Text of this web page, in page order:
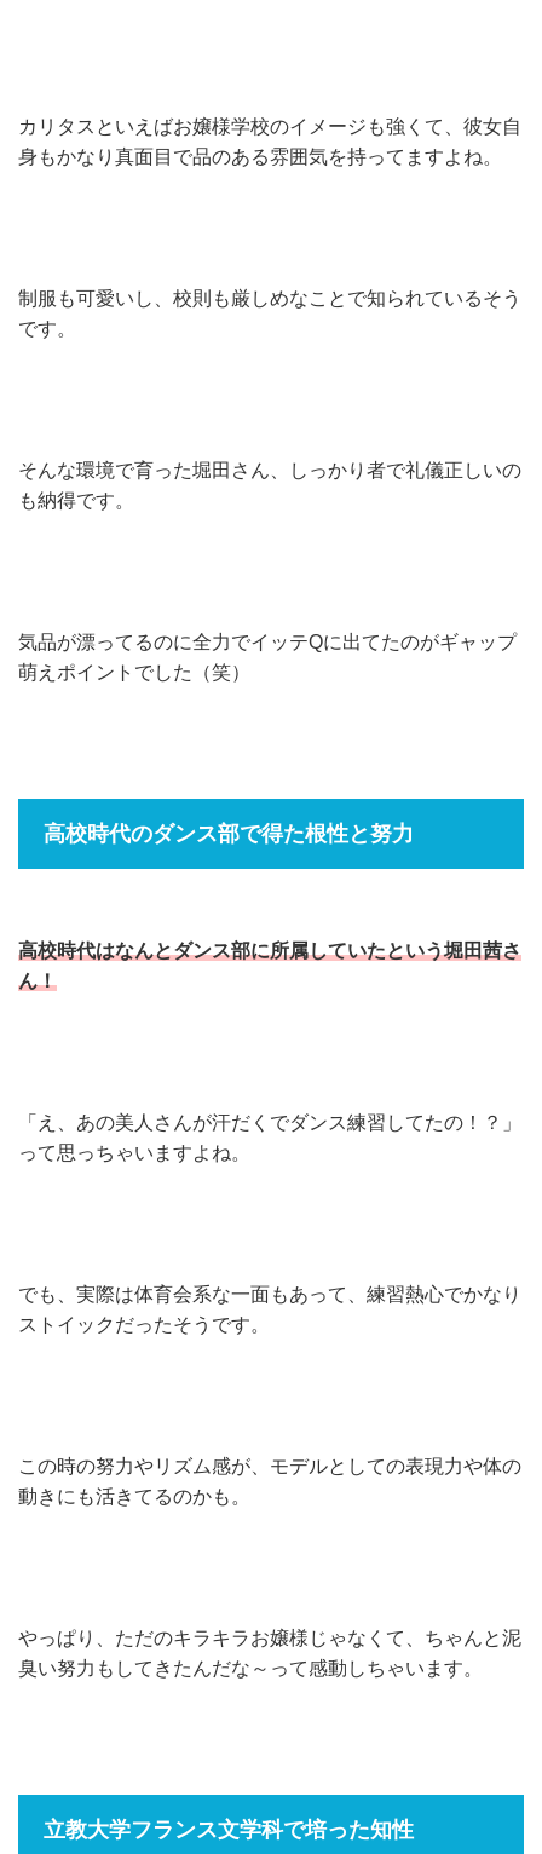
カリタスといえばお嬢様学校のイメージも強くて、彼女自
身もかなり真面目で品のある雰囲気を持ってますよね。
制服も可愛いし、校則も厳しめなことで知られているそう
です。
そんな環境で育った堀田さん、しっかり者で礼儀正しいの
も納得です。
気品が漂ってるのに全力でイッテQに出てたのがギャップ
萌えポイントでした（笑）
高校時代のダンス部で得た根性と努力
高校時代はなんとダンス部に所属していたという堀田茜さ
ん！
「え、あの美人さんが汗だくでダンス練習してたの！？」
って思っちゃいますよね。
でも、実際は体育会系な一面もあって、練習熱心でかなり
ストイックだったそうです。
この時の努力やリズム感が、モデルとしての表現力や体の
動きにも活きてるのかも。
やっぱり、ただのキラキラお嬢様じゃなくて、ちゃんと泥
臭い努力もしてきたんだな～って感動しちゃいます。
立教大学フランス文学科で培った知性